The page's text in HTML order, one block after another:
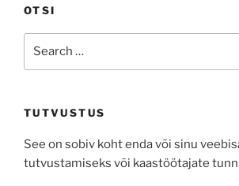
OTSI
TUTVUSTUS
See on sobiv koht enda või sinu
tutvustamiseks või kaastöötajate